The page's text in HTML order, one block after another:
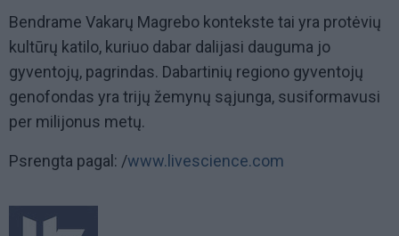
Bendrame Vakarų Magrebo kontekste tai yra protėvių
kultūrų katilo, kuriuo dabar dalijasi dauguma jo
gyventojų, pagrindas. Dabartinių regiono gyventojų
genofondas yra trijų žemynų sąjunga, susiformavusi
per milijonus metų.
Psrengta pagal: /www.livescience.com